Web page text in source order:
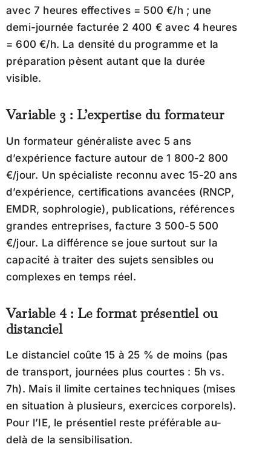
avec 7 heures effectives = 500 €/h ; une
demi-journée facturée 2 400 € avec 4 heures
= 600 €/h. La densité du programme et la
préparation pèsent autant que la durée
visible.
Variable 3 : L’expertise du formateur
Un formateur généraliste avec 5 ans
d’expérience facture autour de 1 800-2 800
€/jour. Un spécialiste reconnu avec 15-20 ans
d’expérience, certifications avancées (RNCP,
EMDR, sophrologie), publications, références
grandes entreprises, facture 3 500-5 500
€/jour. La différence se joue surtout sur la
capacité à traiter des sujets sensibles ou
complexes en temps réel.
Variable 4 : Le format présentiel ou
distanciel
Le distanciel coûte 15 à 25 % de moins (pas
de transport, journées plus courtes : 5h vs.
7h). Mais il limite certaines techniques (mises
en situation à plusieurs, exercices corporels).
Pour l’IE, le présentiel reste préférable au-
delà de la sensibilisation.